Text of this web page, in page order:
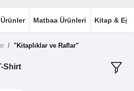
Matbaa Ürünleri Kitap &
"Kitaplıklar ve Raflar"
Shirt